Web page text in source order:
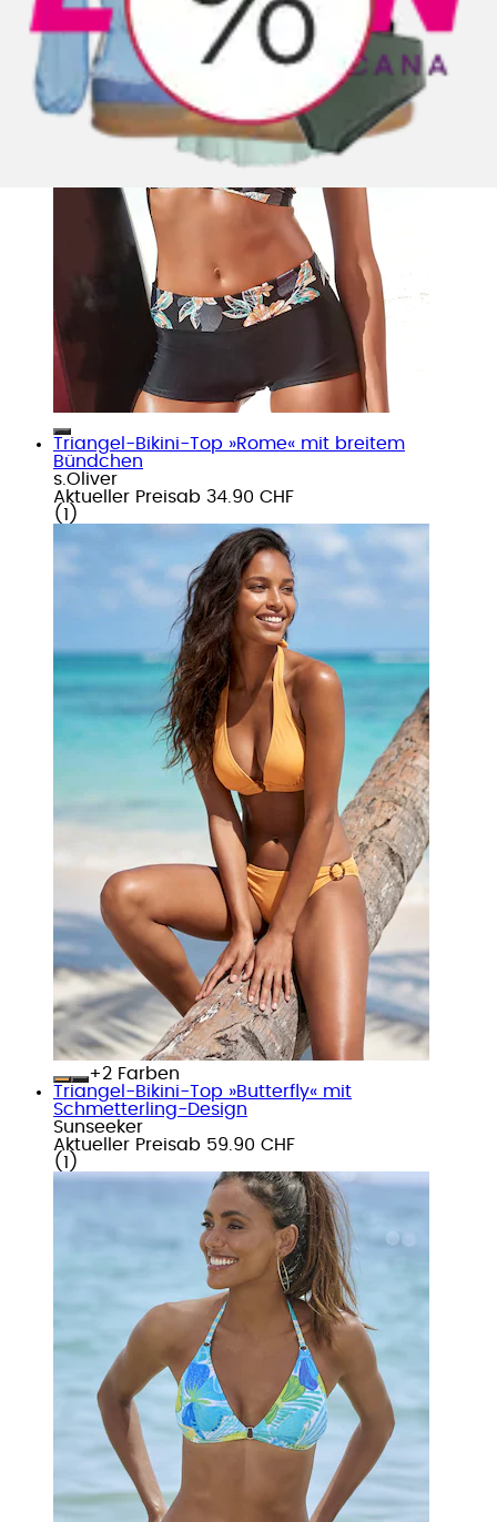
Triangel-Bikini-Top »Rome« mit breitem
Bündchen
s.Oliver
Aktueller Preisab 34.90 CHF
( 1 )
+
Farben
Triangel-Bikini-Top »Butterfly« mit
Schmetterling-Design
Sunseeker
Aktueller Preisab 59.90 CHF
( 1 )